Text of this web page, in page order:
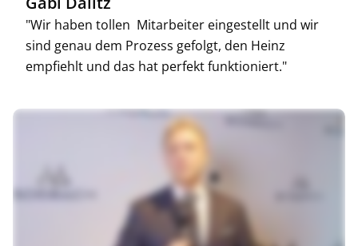
"Wir haben tollen Mitarbeiter eingestellt und wir
sind genau dem Prozess gefolgt, den Heinz
empfiehlt und das hat perfekt funktioniert."